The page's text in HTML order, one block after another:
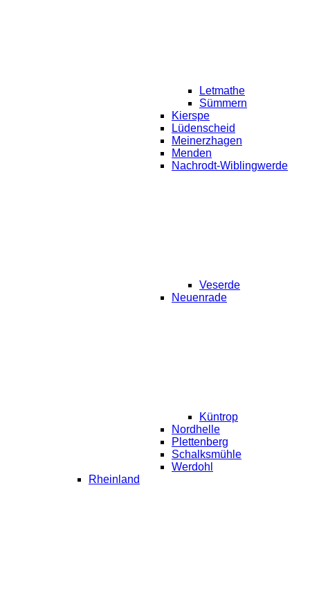
Letmathe
Sümmern
Kierspe
Lüdenscheid
Meinerzhagen
Menden
Nachrodt-Wiblingwerde
Veserde
Neuenrade
Küntrop
Nordhelle
Plettenberg
Schalksmühle
Werdohl
Rheinland